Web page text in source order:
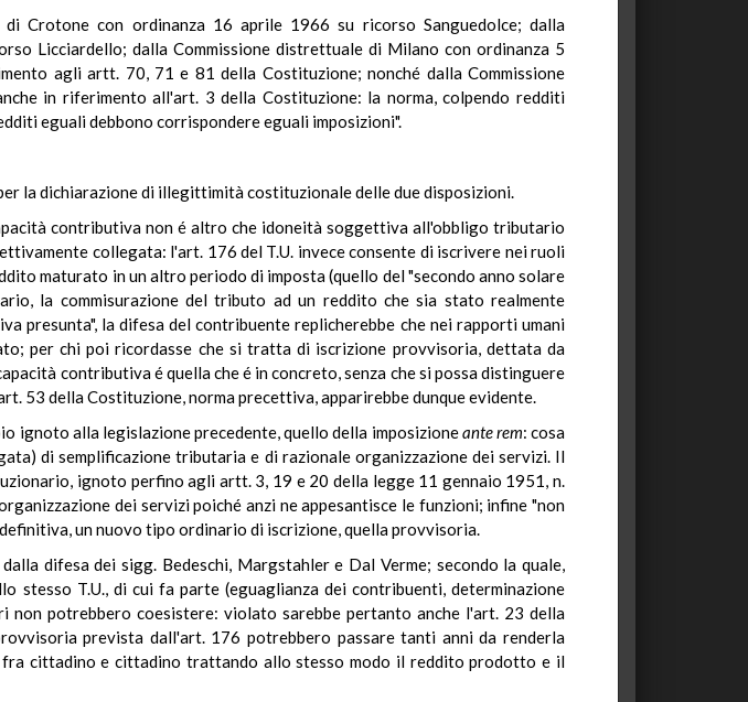
Crotone con ordinanza 16 aprile 1966 su ricorso Sanguedolce; dalla
Licciardello; dalla Commissione distrettuale di Milano con ordinanza 5
agli artt. 70, 71 e 81 della Costituzione; nonché dalla Commissione
in riferimento all'art. 3 della Costituzione: la norma, colpendo redditi
eguali debbono corrispondere eguali imposizioni".
la dichiarazione di illegittimità costituzionale delle due disposizioni.
contributiva non é altro che idoneità soggettiva all'obbligo tributario
collegata: l'art. 176 del T.U. invece consente di iscrivere nei ruoli
maturato in un altro periodo di imposta (quello del "secondo anno solare
la commisurazione del tributo ad un reddito che sia stato realmente
presunta", la difesa del contribuente replicherebbe che nei rapporti umani
per chi poi ricordasse che si tratta di iscrizione provvisoria, dettata da
contributiva é quella che é in concreto, senza che si possa distinguere
della Costituzione, norma precettiva, apparirebbe dunque evidente.
ignoto alla legislazione precedente, quello della imposizioneante rem: cosa
di semplificazione tributaria e di razionale organizzazione dei servizi. Il
ignoto perfino agli artt. 3, 19 e 20 della legge 11 gennaio 1951, n.
dei servizi poiché anzi ne appesantisce le funzioni; infine "non
un nuovo tipo ordinario di iscrizione, quella provvisoria.
difesa dei sigg. Bedeschi, Margstahler e Dal Verme; secondo la quale,
stesso T.U., di cui fa parte (eguaglianza dei contribuenti, determinazione
potrebbero coesistere: violato sarebbe pertanto anche l'art. 23 della
prevista dall'art. 176 potrebbero passare tanti anni da renderla
fra cittadino e cittadino trattando allo stesso modo il reddito prodotto e il